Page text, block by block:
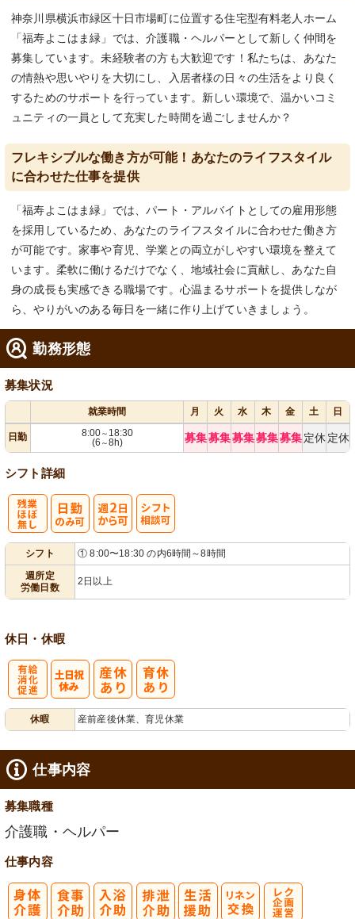
神奈川県横浜市緑区十日市場町に位置する住宅型有料老人ホーム
「福寿よこはま緑」では、介護職・ヘルパーとして新しく仲間を
募集しています。未経験者の方も大歓迎です！私たちは、あなた
の情熱や思いやりを大切にし、入居者様の日々の生活をより良く
するためのサポートを行っています。新しい環境で、温かいコミ
ュニティの一員として充実した時間を過ごしませんか？
フレキシブルな働き方が可能！あなたのライフスタイル
に合わせた仕事を提供
「福寿よこはま緑」では、パート・アルバイトとしての雇用形態
を採用しているため、あなたのライフスタイルに合わせた働き方
が可能です。家事や育児、学業との両立がしやすい環境を整えて
います。柔軟に働けるだけでなく、地域社会に貢献し、あなた自
身の成長も実感できる職場です。心温まるサポートを提供しなが
ら、やりがいのある毎日を一緒に作り上げていきましょう。
勤務形態
募集状況
就業時間 月 火 水 木 金 土 日
日勤 8:00～ 18:30
(6 ～8h) 募集募集募集募集募集 定休 定休
シフト詳細
シフト
① 8:00〜18:30 の内6時間～8時間
週所定
労働日数
2日以上
休日・休暇
休暇 産前産後休業、育児休業
仕事内容
募集職種
介護職・ヘルパー
仕事内容